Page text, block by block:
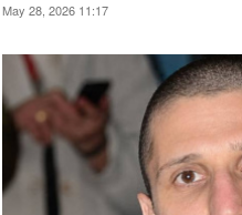
May 28, 2026 11:17